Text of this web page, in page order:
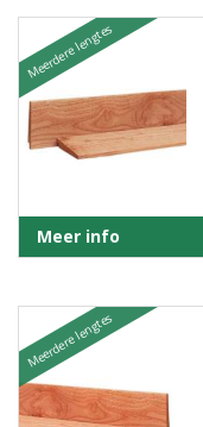
Meerdere lengtes
Meer info
Meerdere lengtes